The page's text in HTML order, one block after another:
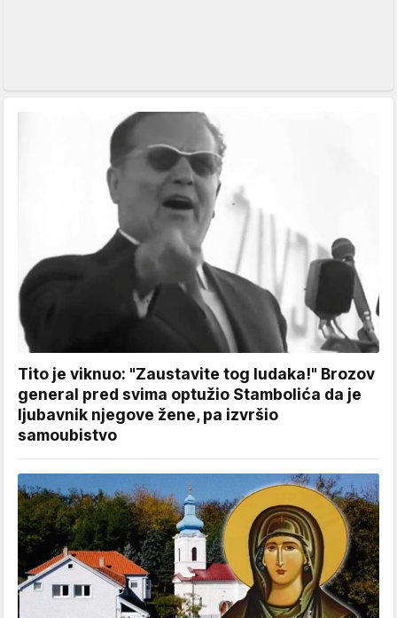
Tito je viknuo: "Zaustavite tog ludaka!" Brozov
general pred svima optužio Stambolića da je
ljubavnik njegove žene, pa izvršio
samoubistvo